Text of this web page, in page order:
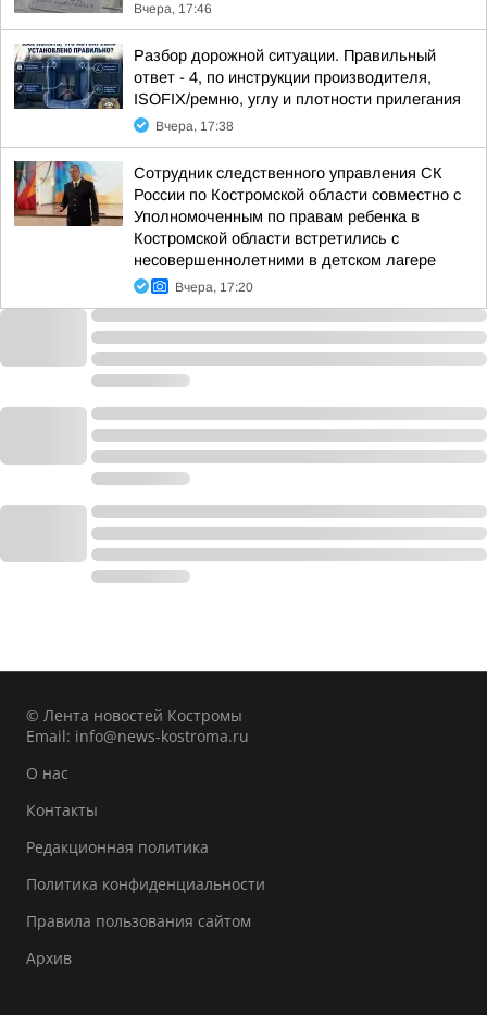
Вчера, 17:46
Разбор дорожной ситуации. Правильный
ответ - 4, по инструкции производителя,
ISOFIX/ремню, углу и плотности прилегания
Вчера, 17:38
Сотрудник следственного управления СК
России по Костромской области совместно с
Уполномоченным по правам ребенка в
Костромской области встретились с
несовершеннолетними в детском лагере
Вчера, 17:20
© Лента новостей Костромы
Email: info@news-kostroma.ru
О нас
Контакты
Редакционная политика
Политика конфиденциальности
Правила пользования сайтом
Архив